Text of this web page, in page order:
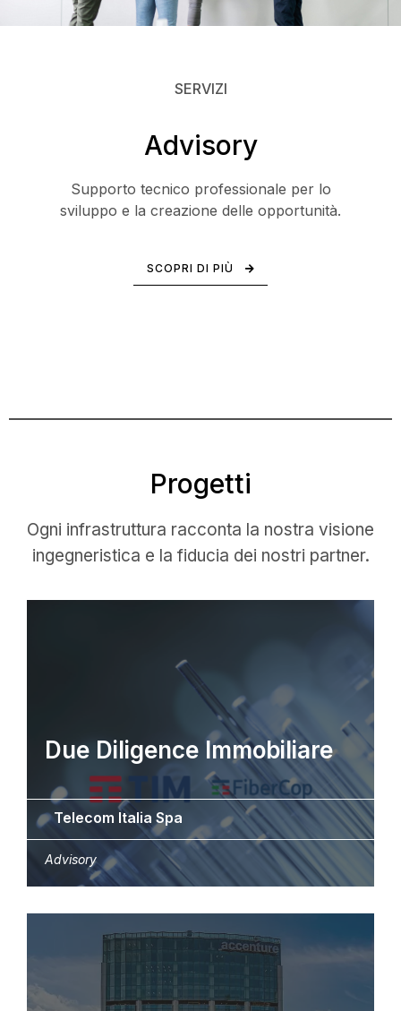
SERVIZI
Advisory
Supporto tecnico professionale per lo
sviluppo e la creazione delle opportunità.
SCOPRI DI PIÙ
Progetti
Ogni infrastruttura racconta la nostra visione
ingegneristica e la fiducia dei nostri partner.
Due Diligence Immobiliare
Telecom Italia Spa
Advisory